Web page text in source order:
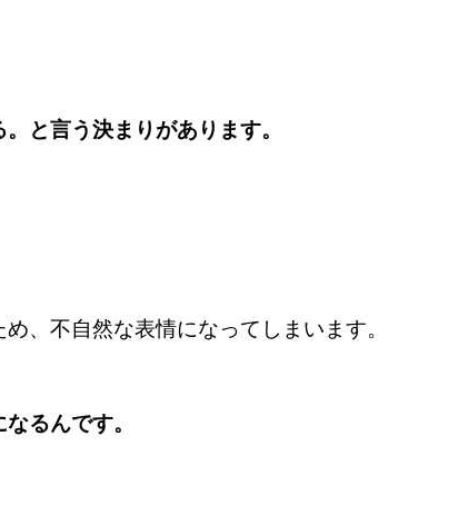
と言う決まりがあります。
、不自然な表情になってしまいます。
るんです。